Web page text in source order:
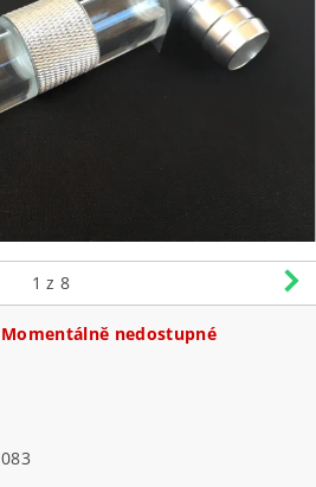
1 z 8
Momentálně nedostupné
083